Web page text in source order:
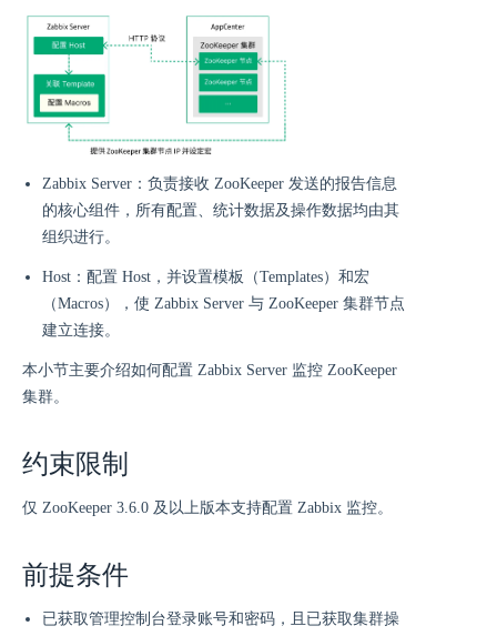
Zabbix Server：负责接收 ZooKeeper 发送的报告信息
的核心组件，所有配置、统计数据及操作数据均由其
组织进行。
Host：配置 Host，并设置模板（Templates）和宏
（Macros），使 Zabbix Server 与 ZooKeeper 集群节点
建立连接。
本小节主要介绍如何配置 Zabbix Server 监控 ZooKeeper
集群。
约束限制
仅 ZooKeeper 3.6.0 及以上版本支持配置 Zabbix 监控。
前提条件
已获取管理控制台登录账号和密码，且已获取集群操